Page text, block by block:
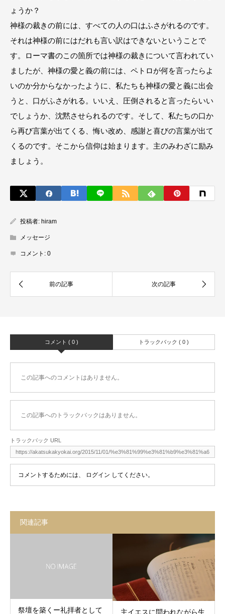
ょうか？
神様の裁きの前には、すべての人の口はふさがれるのです。
それは神様の前にはだれも言い訳はできないということで
す。ローマ書のこの箇所では神様の裁きについて言われてい
ましたが、神様の愛と義の前には、ペトロが何を言ったらよ
いのか分からなかったように、私たちも神様の愛と義に出会
うと、口がふさがれる。いいえ、圧倒されると言ったらいい
でしょうか、沈黙させられるのです。そして、私たちの口か
ら再び言葉が出てくる、悔い改め、感謝と喜びの言葉が出て
くるのです。そこから信仰は始まります。主のみわざに励み
ましょう。
投稿者: hiram
メッセージ
コメント: 0
コメント ( 0 ) トラックバック ( 0 )
この記事へのコメントはありません。
この記事へのトラックバックはありません。
トラックバック URL
コメントするためには、 ログイン してください。
関連記事
祭壇を築くー礼拝者として 主イエスに問われながら生